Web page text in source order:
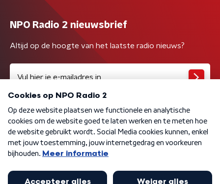
NPO Radio 2 nieuwsbrief
Altijd op de hoogte van het laatste radio nieuws?
Algemene voorwaarden